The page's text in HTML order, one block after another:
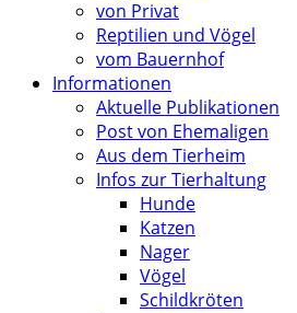
von Privat
Reptilien und Vögel
vom Bauernhof
Informationen
Aktuelle Publikationen
Post von Ehemaligen
Aus dem Tierheim
Infos zur Tierhaltung
Hunde
Katzen
Nager
Vögel
Schildkröten